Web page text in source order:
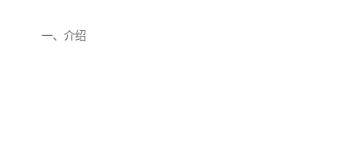
一、介绍